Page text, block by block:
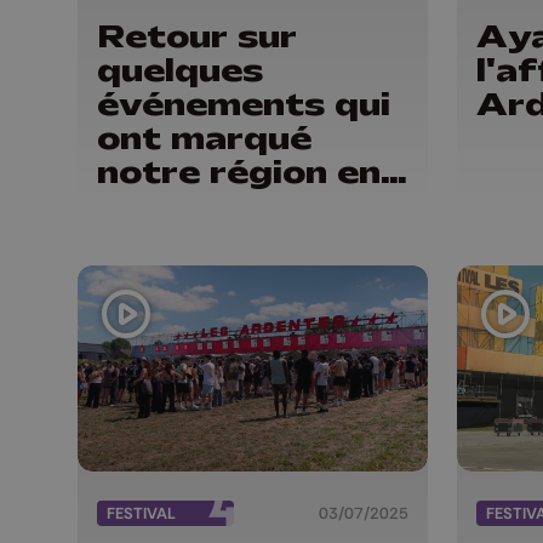
Retour sur
quelques
événements qui
ont marqué
notre région en
FESTIVAL 03/07/2025